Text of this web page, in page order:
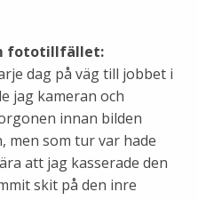
fototillfället:
dag på väg till jobbet i
jag kameran och
innan bilden
men som tur var hade
att jag kasserade den
skit på den inre